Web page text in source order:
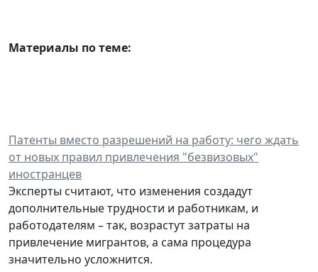
Материалы по теме:
Патенты вместо разрешений на работу: чего ждать
от новых правил привлечения "безвизовых"
иностранцев
Эксперты считают, что изменения создадут
дополнительные трудности и работникам, и
работодателям – так, возрастут затраты на
привлечение мигрантов, а сама процедура
значительно усложнится.